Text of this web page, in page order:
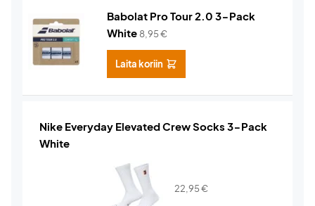
Babolat Pro Tour 2.0 3-Pack
White 8,95€
Laita koriin
Nike Everyday Elevated Crew Socks 3-Pack
White
22,95€